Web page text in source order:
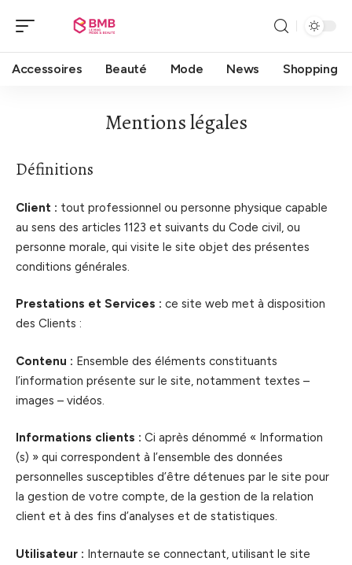
Accessoires Beauté Mode News Shopping
Mentions légales
Définitions
Client : tout professionnel ou personne physique capable
au sens des articles 1123 et suivants du Code civil, ou
personne morale, qui visite le site objet des présentes
conditions générales.
Prestations et Services : ce site web met à disposition
des Clients :
Contenu : Ensemble des éléments constituants
l’information présente sur le site, notamment textes –
images – vidéos.
Informations clients : Ci après dénommé « Information
(s) » qui correspondent à l’ensemble des données
personnelles susceptibles d’être détenues par le site pour
la gestion de votre compte, de la gestion de la relation
client et à des fins d’analyses et de statistiques.
Utilisateur : Internaute se connectant, utilisant le site